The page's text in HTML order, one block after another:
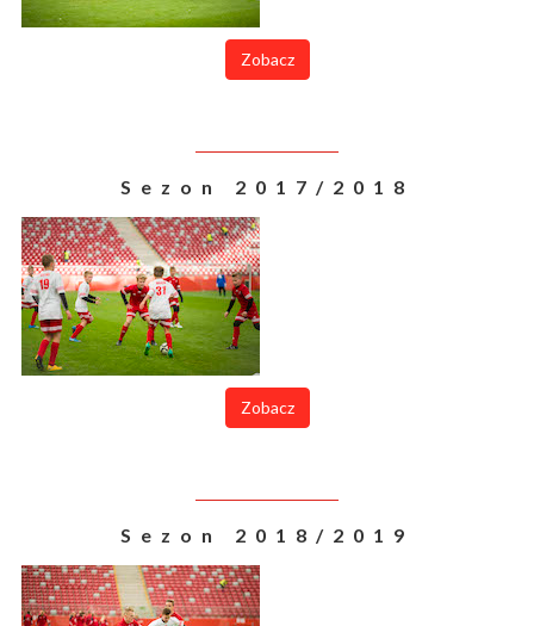
Zobacz
Sezon 2017/2018
Zobacz
Sezon 2018/2019